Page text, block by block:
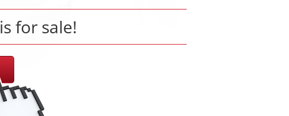
is for sale!